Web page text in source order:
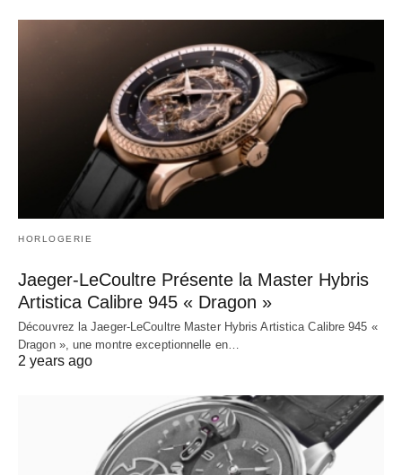
HORLOGERIE
Jaeger-LeCoultre Présente la Master Hybris
Artistica Calibre 945 « Dragon »
Découvrez la Jaeger-LeCoultre Master Hybris Artistica Calibre 945 «
Dragon », une montre exceptionnelle en…
2 years ago